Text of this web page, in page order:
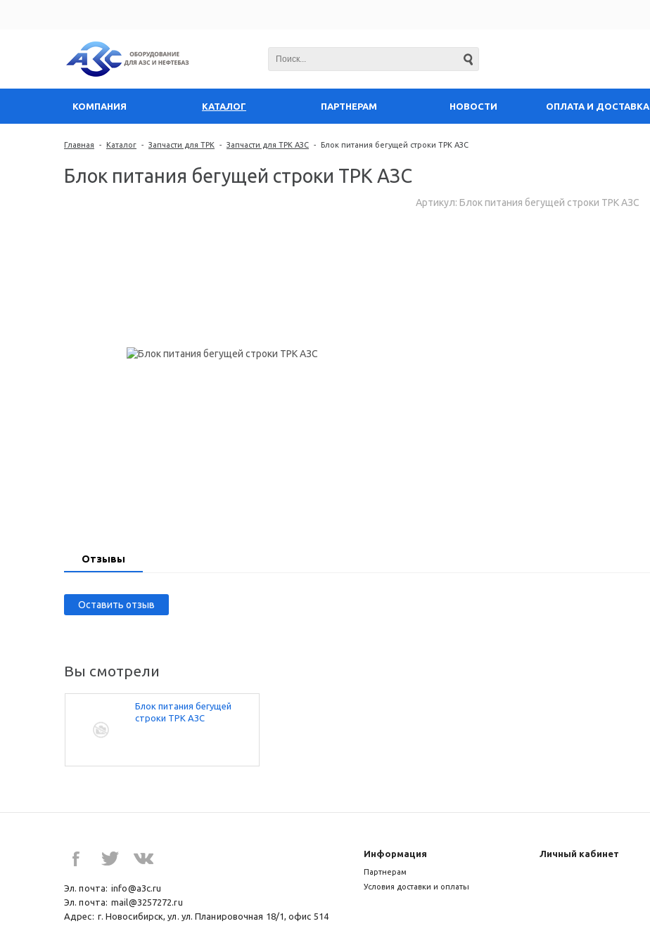
КОМПАНИЯ КАТАЛОГ ПАРТНЕРАМ НОВОСТИ ОПЛАТА И ДОСТАВКА
Главная - Каталог - Запчасти для ТРК - Запчасти для ТРК АЗС - Блок питания бегущей строки ТРК АЗС
Блок питания бегущей строки ТРК АЗС
Артикул: Блок питания бегущей строки ТРК АЗС
Отзывы
Оставить отзыв
Вы смотрели
Блок питания бегущей
строки ТРК АЗС
Эл. почта: info@a3c.ru
Эл. почта: mail@3257272.ru
Адрес: г. Новосибирск, ул. ул. Планировочная 18/1, офис 514
Информация
Партнерам
Условия доставки и оплаты
Личный кабинет